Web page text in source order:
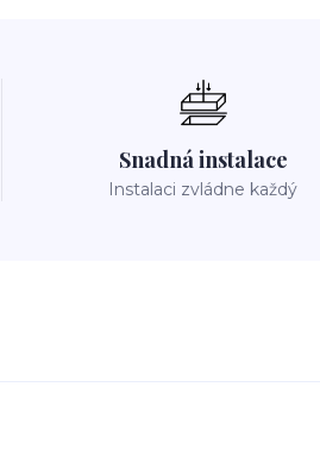
Snadná instalace
Instalaci zvládne každý